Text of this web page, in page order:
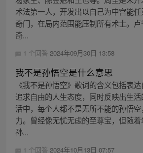
术法第一人，开发出以自己为中宫能
奇门，在局内范围能压制所有术士。
奇...
1 个回答 2024年09月30日 13:58
我不是孙悟空是什么意思
《我不是孙悟空》歌词的含义包括表达
追求自由的人生态度，同时反映出生
活中，每个人都不是无所不能的孙悟
力。曾经像无忧无虑的至尊宝，但随
孙...
1 个回答 2024年10月13日 07:57